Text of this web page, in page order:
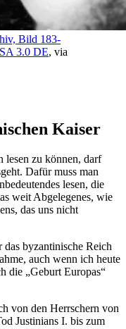
Bild 183-
3.0 DE, via
Kaiser
lesen zu können, darf
Dafür muss man
lesen, die
weit Abgelegenes, wie
das uns nicht
byzantinische Reich
auch wenn ich heute
die „Geburt Europas“
von den Herrschern von
Justinians I. bis zum